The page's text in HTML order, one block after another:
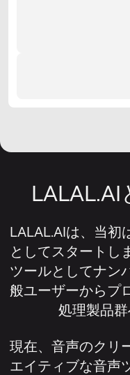
LALAL.AIは、当初
としてスタートし
ツールとしてナン
般ユーザーからプ
処理製品群
現在、音声のクリ
エイティブな音声